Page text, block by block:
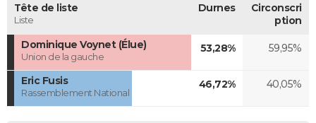
Tête de liste
Liste
Durnes
Circonscri
ption
Dominique Voynet (Élue)
Union de la gauche
53,28% 59,95%
Eric Fusis
Rassemblement National
46,72% 40,05%